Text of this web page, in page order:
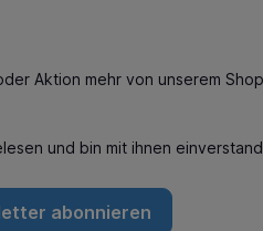
Aktion mehr von unserem
und bin mit ihnen
abonnieren